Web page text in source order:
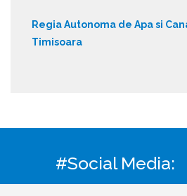
Regia Autonoma de Apa si
Timisoara
#Social Media: